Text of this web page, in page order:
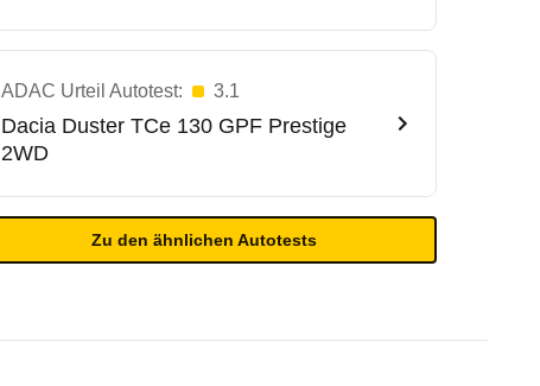
ADAC Urteil Autotest: 3.1
Dacia Duster TCe 130 GPF Prestige
2WD
Zu den ähnlichen Autotests